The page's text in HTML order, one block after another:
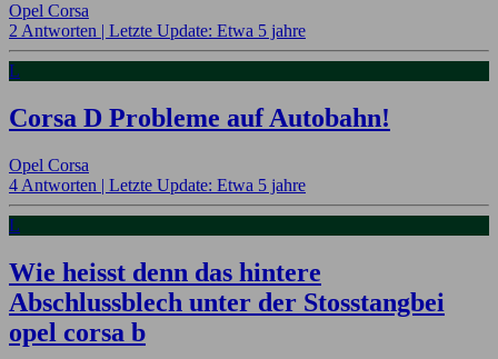
Opel Corsa
2 Antworten | Letzte Update: Etwa 5 jahre
L
Corsa D Probleme auf Autobahn!
Opel Corsa
4 Antworten | Letzte Update: Etwa 5 jahre
L
Wie heisst denn das hintere
Abschlussblech unter der Stosstangbei
opel corsa b